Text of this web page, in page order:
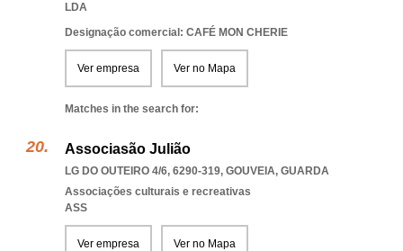
LDA
Designação comercial: CAFÉ MON CHERIE
Ver empresa Ver no Mapa
Matches in the search for:
Associasão Julião
LG DO OUTEIRO 4/6, 6290-319, GOUVEIA, GUARDA
Associações culturais e recreativas
ASS
Ver empresa Ver no Mapa